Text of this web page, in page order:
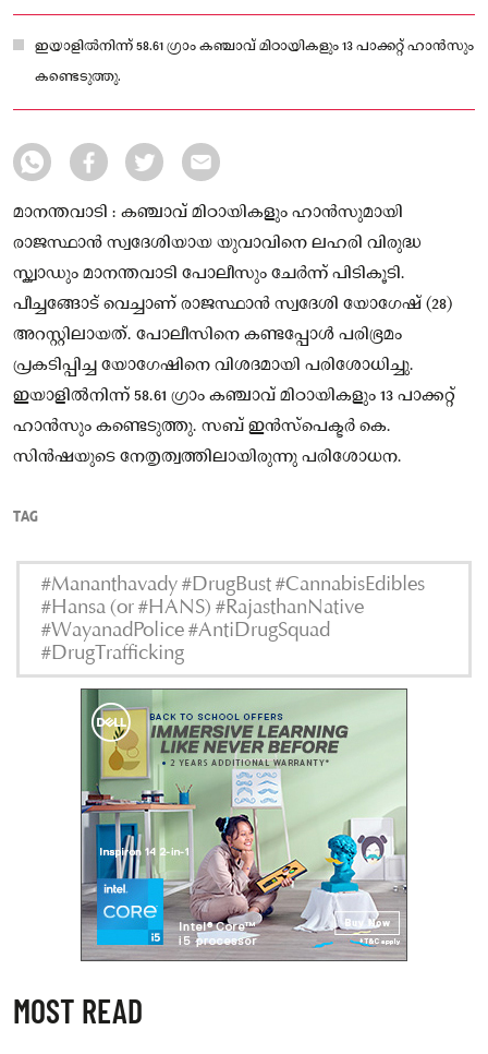
ഇയാളിൽനിന്ന് 58.61 ഗ്രാം കഞ്ചാവ് മിഠായികളും 13 പാക്കറ്റ് ഹാൻസും
കണ്ടെടുത്തു.
മാനന്തവാടി : കഞ്ചാവ് മിഠായികളും ഹാൻസുമായി
രാജസ്ഥാൻ സ്വദേശിയായ യുവാവിനെ ലഹരി വിരുദ്ധ
സ്ക്വാഡും മാനന്തവാടി പോലീസും ചേർന്ന് പിടികൂടി.
പീച്ചങ്ങോട് വെച്ചാണ് രാജസ്ഥാൻ സ്വദേശി യോഗേഷ് (28)
അറസ്റ്റിലായത്. പോലീസിനെ കണ്ടപ്പോൾ പരിഭ്രമം
പ്രകടിപ്പിച്ച യോഗേഷിനെ വിശദമായി പരിശോധിച്ചു.
ഇയാളിൽനിന്ന് 58.61 ഗ്രാം കഞ്ചാവ് മിഠായികളും 13 പാക്കറ്റ്
ഹാൻസും കണ്ടെടുത്തു. സബ് ഇൻസ്‌പെക്ടർ കെ.
സിൻഷയുടെ നേതൃത്വത്തിലായിരുന്നു പരിശോധന.
TAG
#Mananthavady #DrugBust #CannabisEdibles
#Hansa (or #HANS) #RajasthanNative
#WayanadPolice #AntiDrugSquad
#DrugTrafficking
MOST READ